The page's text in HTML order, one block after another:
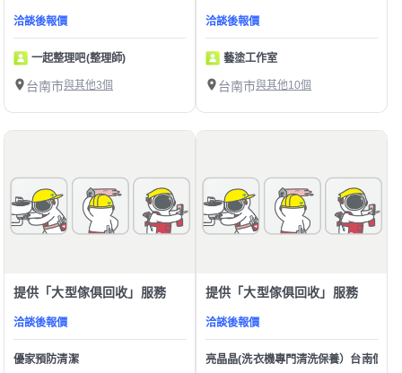
洽談後報價
一起整理吧(整理師)
台南市與其他3個
洽談後報價
藝塗工作室
台南市與其他10個
提供「大型傢俱回收」服務
洽談後報價
優家預防清潔
提供「大型傢俱回收」服務
洽談後報價
亮晶晶(洗衣機專門清洗保養）台南個人